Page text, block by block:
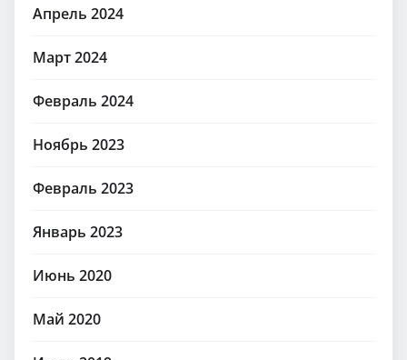
Апрель 2024
Март 2024
Февраль 2024
Ноябрь 2023
Февраль 2023
Январь 2023
Июнь 2020
Май 2020